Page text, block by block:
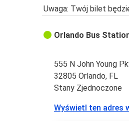
Uwaga: Twój bilet
Orlando Bus
555 N John Young
32805 Orlando, FL
Stany Zjednoczone
Wyświetl ten adres